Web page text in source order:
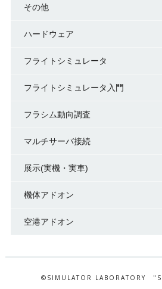
その他
ハードウェア
フライトシミュレータ
フライトシミュレータ入門
フラシム動向調査
マルチサーバ接続
展示(実機・実車)
機体アドオン
空港アドオン
©SIMULATOR LABORATORY